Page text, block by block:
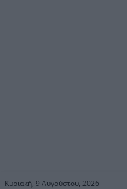
Κυριακή, 9 Αυγούστου, 2026